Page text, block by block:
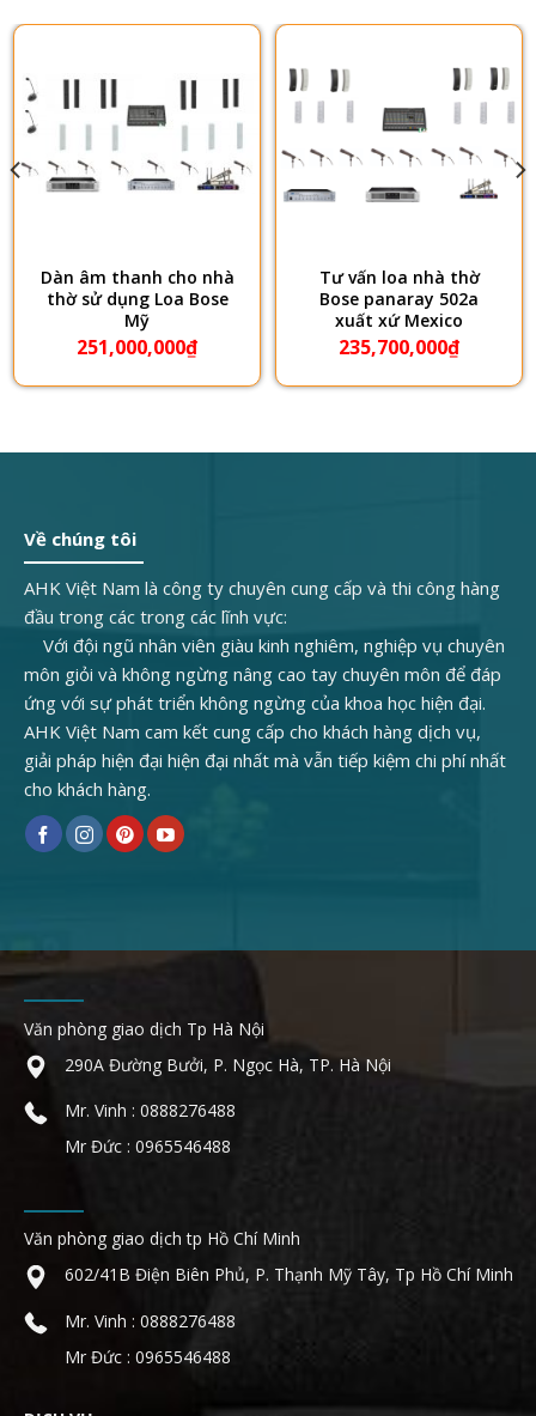
Dàn âm thanh cho nhà
thờ sử dụng Loa Bose
Mỹ
251,000,000₫
Tư vấn loa nhà thờ
Bose panaray 502a
xuất xứ Mexico
235,700,000₫
Về chúng tôi
AHK Việt Nam là công ty chuyên cung cấp và thi công hàng
đầu trong các trong các lĩnh vực:
Với đội ngũ nhân viên giàu kinh nghiêm, nghiệp vụ chuyên
môn giỏi và không ngừng nâng cao tay chuyên môn để đáp
ứng với sự phát triển không ngừng của khoa học hiện đại.
AHK Việt Nam cam kết cung cấp cho khách hàng dịch vụ,
giải pháp hiện đại hiện đại nhất mà vẫn tiếp kiệm chi phí nhất
cho khách hàng.
Văn phòng giao dịch Tp Hà Nội
290A Đường Bưởi, P. Ngọc Hà, TP. Hà Nội
Mr. Vinh : 0888276488
Mr Đức : 0965546488
Văn phòng giao dịch tp Hồ Chí Minh
602/41B Điện Biên Phủ, P. Thạnh Mỹ Tây, Tp Hồ Chí Minh
Mr. Vinh : 0888276488
Mr Đức : 0965546488